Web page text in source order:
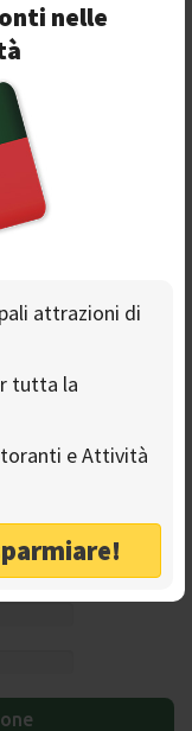
nelle
attrazioni di
tutta la
e Attività